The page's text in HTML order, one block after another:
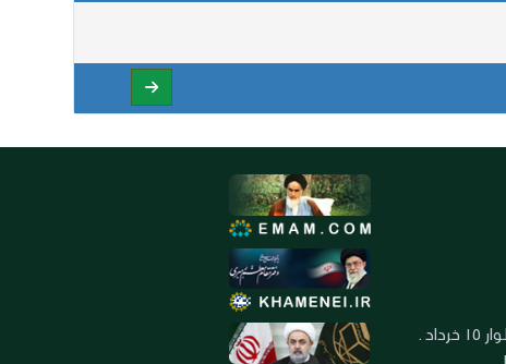
العنوان: ايران ـ قم ـ ميدان جهاد ـ بلوار ١٥ خرداد ـ